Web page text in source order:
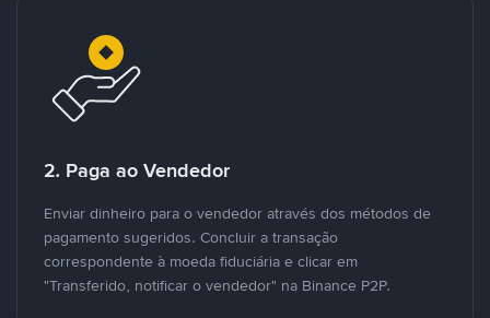
2. Paga ao Vendedor
Enviar dinheiro para o vendedor através dos métodos de
pagamento sugeridos. Concluir a transação
correspondente à moeda fiduciária e clicar em
"Transferido, notificar o vendedor" na Binance P2P.